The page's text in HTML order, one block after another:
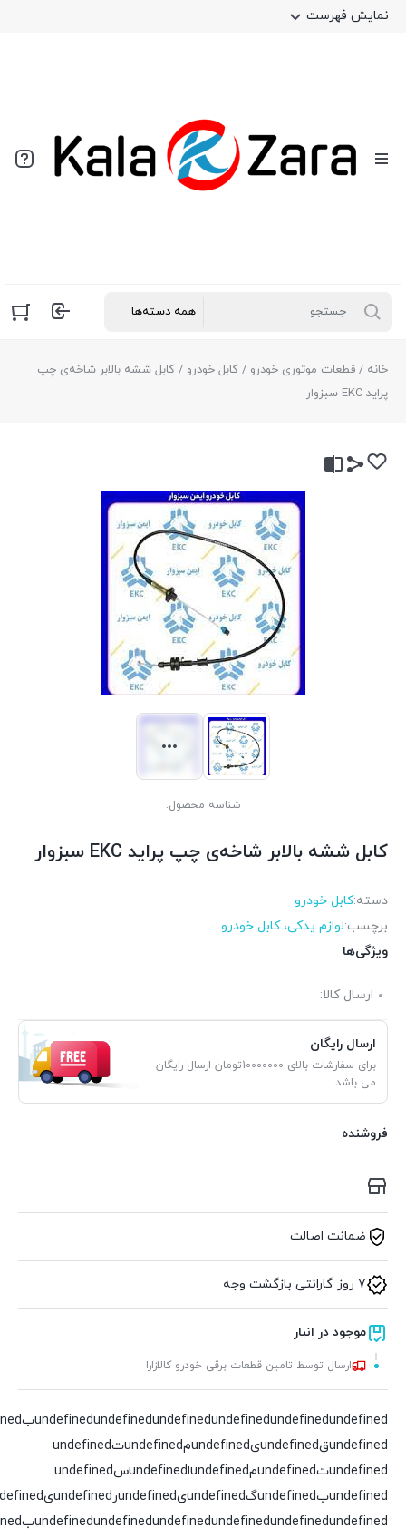
نمایش فهرست
خانه / قطعات موتوری خودرو / کابل خودرو / کابل ششه بالابر شاخه‌ی چپ
پراید EKC سبزوار
شناسه محصول:
کابل ششه بالابر شاخه‌ی چپ پراید EKC سبزوار
دسته:کابل خودرو
برچسب:لوازم یدکی، کابل خودرو
ویژگی‌ها
ارسال کالا:
ارسال رایگان
برای سفارشات بالای 10000000تومان ارسال رایگان
می باشد.
فروشنده
ضمانت اصالت
7 روز گارانتی بازگشت وجه
موجود در انبار
ارسال توسط تامین قطعات برقی خودرو کالازارا
undefinedundefinedundefinedundefinedundefined
undefinedقundefinedیundefinedمundefinedتundefined
undefinedتundefinedمundefinedاundefinedسundefined
undefinedبundefinedگundefinedیundefinedرundefinedیundefinedدundefined
undefinedundefinedundefinedundefinedundefined